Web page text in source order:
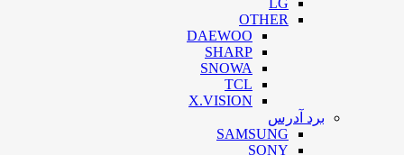
LG
OTHER
DAEWOO
SHARP
SNOWA
TCL
X.VISION
برد آدرس
SAMSUNG
SONY